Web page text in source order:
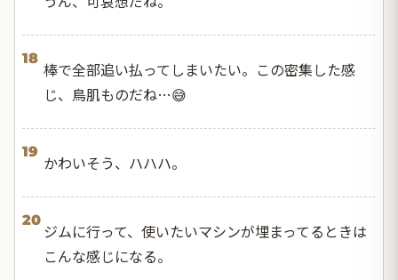
18
棒で全部追い払ってしまいたい。この密集した感
じ、鳥肌ものだね…😅
19
かわいそう、ハハハ。
20
ジムに行って、使いたいマシンが埋まってるときは
こんな感じになる。